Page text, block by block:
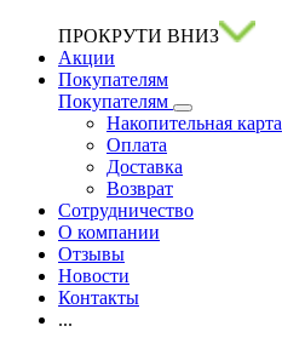
ПРОКРУТИ ВНИЗ
Акции
Покупателям
Покупателям
Накопительная карта
Оплата
Доставка
Возврат
Сотрудничество
О компании
Отзывы
Новости
Контакты
...